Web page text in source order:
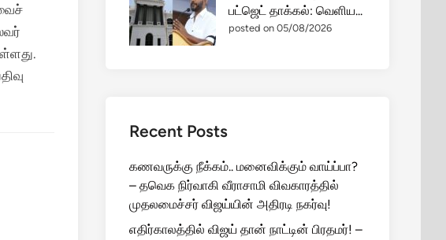
பட்ஜெட் தாக்கல்: வெளிய...
posted on 05/08/2026
Recent Posts
கணவருக்கு நீக்கம்.. மனைவிக்கும் வாய்ப்பா?
– தவெக நிர்வாகி வீராசாமி விவகாரத்தில்
முதலமைச்சர் விஜய்யின் அதிரடி நகர்வு!
எதிர்காலத்தில் விஜய் தான் நாட்டின் பிரதமர்! –